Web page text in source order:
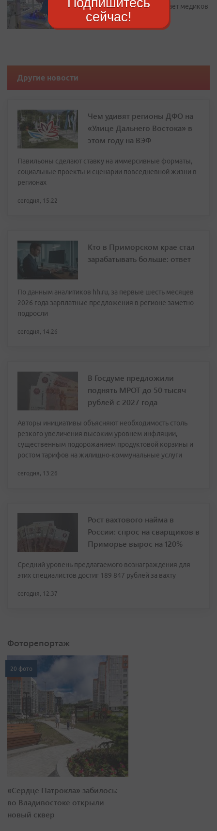
жилье: как Находка привлекает медиков
Другие новости
Чем удивят регионы ДФО на
«Улице Дальнего Востока» в
этом году на ВЭФ
Павильоны сделают ставку на иммерсивные форматы,
социальные проекты и сценарии повседневной жизни в
регионах
сегодня, 15:22
Кто в Приморском крае стал
зарабатывать больше: ответ
По данным аналитиков hh.ru, за первые шесть месяцев
2026 года зарплатные предложения в регионе заметно
подросли
сегодня, 14:26
В Госдуме предложили
поднять МРОТ до 50 тысяч
рублей с 2027 года
Авторы инициативы объясняют необходимость столь
резкого увеличения высоким уровнем инфляции,
существенным подорожанием продуктовой корзины и
ростом тарифов на жилищно-коммунальные услуги
сегодня, 13:26
Рост вахтового найма в
России: спрос на сварщиков в
Приморье вырос на 120%
Средний уровень предлагаемого вознаграждения для
этих специалистов достиг 189 847 рублей за вахту
сегодня, 12:37
Фоторепортаж
20 фото
«Сердце Патрокла» забилось:
во Владивостоке открыли
новый сквер
сейчас!